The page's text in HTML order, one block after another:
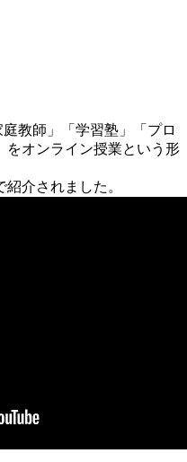
教師」「学習塾」「プロ
をオンライン授業という形
介されました。